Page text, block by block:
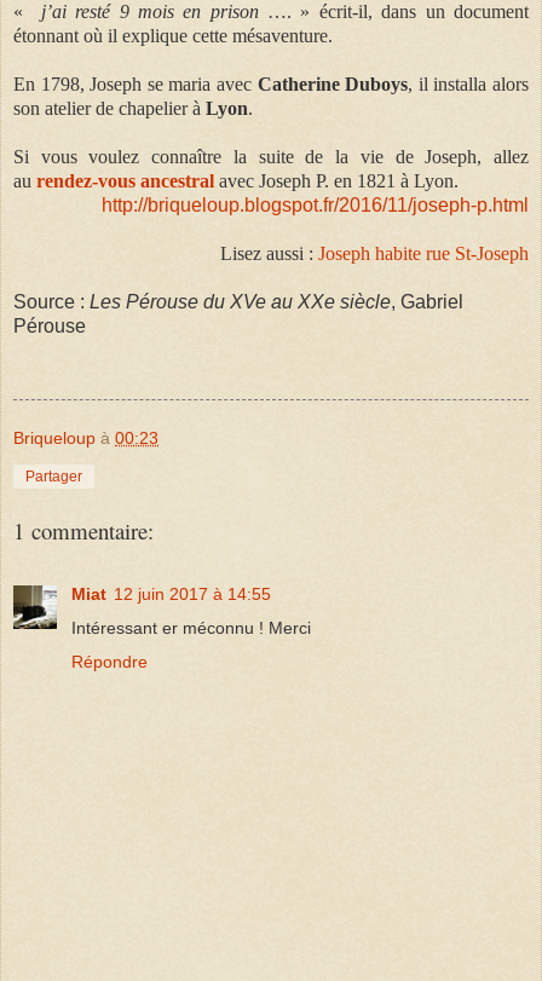
« j’ai resté 9 mois en prison…. » écrit-il, dans un document
étonnant où il explique cette mésaventure.
En 1798, Joseph se maria avec Catherine Duboys, il installa alors
son atelier de chapelier à Lyon.
Si vous voulez connaître la suite de la vie de Joseph, allez
au rendez-vous ancestral avec Joseph P. en 1821 à Lyon.
http://briqueloup.blogspot.fr/2016/11/joseph-p.html
Lisez aussi : Joseph habite rue St-Joseph
Source : Les Pérouse du XVe au XXe siècle, Gabriel
Pérouse
Briqueloup à 00:23
Partager
1 commentaire:
Miat 12 juin 2017 à 14:55
Intéressant er méconnu ! Merci
Répondre